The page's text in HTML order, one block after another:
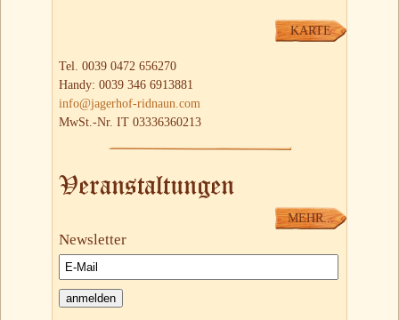
KARTE
Tel. 0039 0472 656270
Handy: 0039 346 6913881
info@jagerhof-ridnaun.com
MwSt.-Nr. IT 03336360213
Veranstaltungen
MEHR...
Newsletter